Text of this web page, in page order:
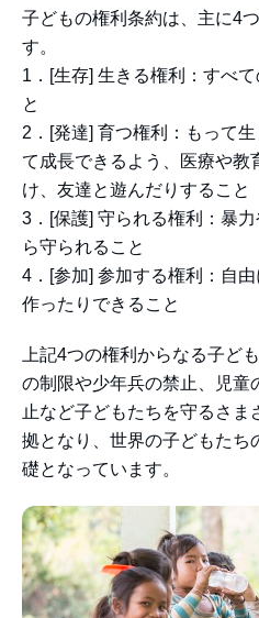
子どもの権利条約は、主に4
す。
1．[生存] 生きる権利：すべ
と
2．[発達] 育つ権利：もって
て成長できるよう、医療や教
け、友達と遊んだりすること
3．[保護] 守られる権利：暴
ら守られること
4．[参加] 参加する権利：自
作ったりできること
上記4つの権利からなる子ど
の制限や少年兵の禁止、児童
止など子どもたちを守るさ
拠となり、世界の子どもたち
礎となっています。